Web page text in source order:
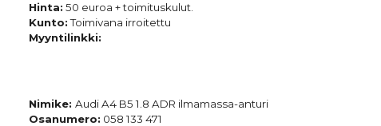
Hinta: 50 euroa + toimituskulut.
Kunto:Toimivana irroitettu
Myyntilinkki:
Nimike:Audi A4 B5 1.8 ADR ilmamassa-anturi
Osanumero: 058 133 471